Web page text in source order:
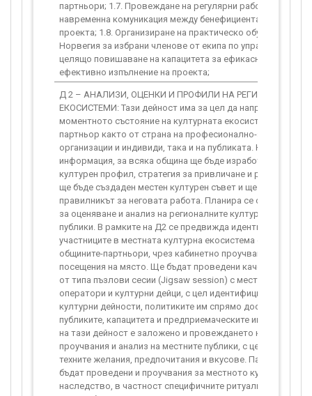
партньори; 1.7. Провеждане на регулярни работни срещи и
навременна комуникация между бенефициента и
проекта; 1.8. Организиране на практическо обучение на
Норвегия за избрани членове от екипа по управление и
целящо повишаване на капацитета за ефикасно
ефективно изпълнение на проекта;
Д 2 – АНАЛИЗИ, ОЦЕНКИ И ПРОФИЛИ НА РЕГИОНАЛНИ
ЕКОСИСТЕМИ: Тази дейност има за цел да направи
моментното състояние на културната екосистема на
партньор както от страна на професионално-заетите в
организации и индивиди, така и на публиката. На база
информация, за всяка община ще бъде изработен
културен профил, стратегия за привличане и развиване
ще бъде създаден местен културен съвет и ще бъде
правилникът за неговата работа. Планира се серия от
за оценяване и анализ на регионалните културни
публики. В рамките на Д2 се предвижда идентифициране
участниците в местната културна екосистема с помощта
общините-партньори, чрез кабинетно проучване, както и
посещения на място. Ще бъдат проведени качествени
от типа пъзлови сесии (Jigsaw session) с местните
оператори и културни дейци, с цел идентифициране на
културни дейности, политиките им спрямо достъп и
публиките, капацитета и предприемаческите им познания.
на тази дейност е заложено и провеждането на
проучвания и анализ на местните публики, с цел
техните желания, предпочитания и вкусове. Паралелно с
бъдат проведени и проучвания за местното културно и
наследство, в частност специфичните ритуали и